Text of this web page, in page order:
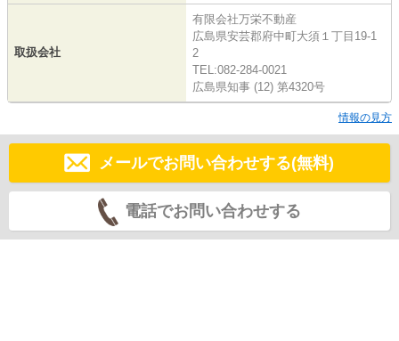
取扱会社
有限会社万栄不動産
広島県安芸郡府中町大須１丁目19-1
2
TEL:082-284-0021
広島県知事 (12) 第4320号
情報の見方
メールでお問い合わせする(無料)
電話でお問い合わせする